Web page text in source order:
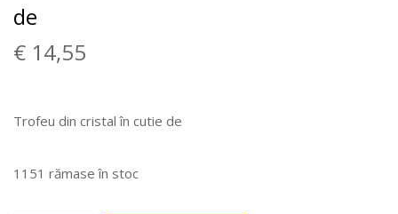
de
€ 14,55
Trofeu din cristal în cutie de
1151 rămase în stoc